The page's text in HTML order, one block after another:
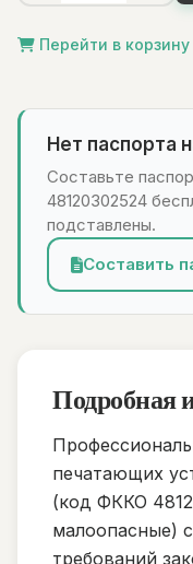
Перейти в корзину
Нет паспорта
Составьте
48120302524
подставлены.
Составить
Подробная
печатающих
(код ФККО
малоопасные)
требований